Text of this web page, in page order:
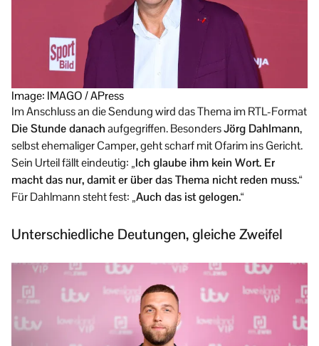
Image: IMAGO / APress
Im Anschluss an die Sendung wird das Thema im RTL-Format
Die Stunde danachaufgegriffen. BesondersJörg Dahlmann,
selbst ehemaliger Camper, geht scharf mit Ofarim ins Gericht.
Sein Urteil fällt eindeutig: „Ich glaube ihm kein Wort. Er
macht das nur, damit er über das Thema nicht reden muss.“
Für Dahlmann steht fest: „Auch das ist gelogen.“
Unterschiedliche Deutungen, gleiche Zweifel